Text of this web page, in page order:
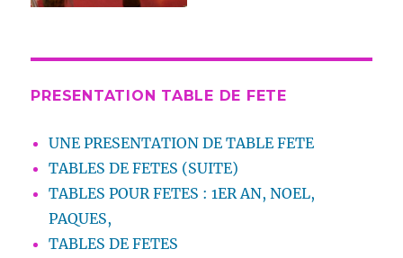
PRESENTATION TABLE DE FETE
UNE PRESENTATION DE TABLE FETE
TABLES DE FETES (SUITE)
TABLES POUR FETES : 1ER AN, NOEL,
PAQUES,
TABLES DE FETES